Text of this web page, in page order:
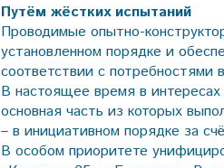
Путём жёстких испытаний
Проводимые опытно-
установленном порядке и
соответствии с
В настоящее время в
основная часть из которых
– в инициативном порядке за
В особом приоритете